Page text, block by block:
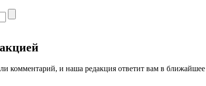
комментарий, и наша редакция ответит вам в ближайшее